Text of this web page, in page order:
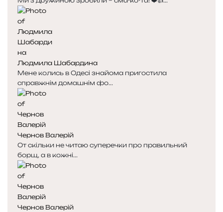
Людмила Шабардина
Мене колись в Одесі знайома пригостила
справжнім домашнім фо...
Чернов Валерій
От скільки не читаю суперечки про правильний
борщ, а в кожні...
Чернов Валерій